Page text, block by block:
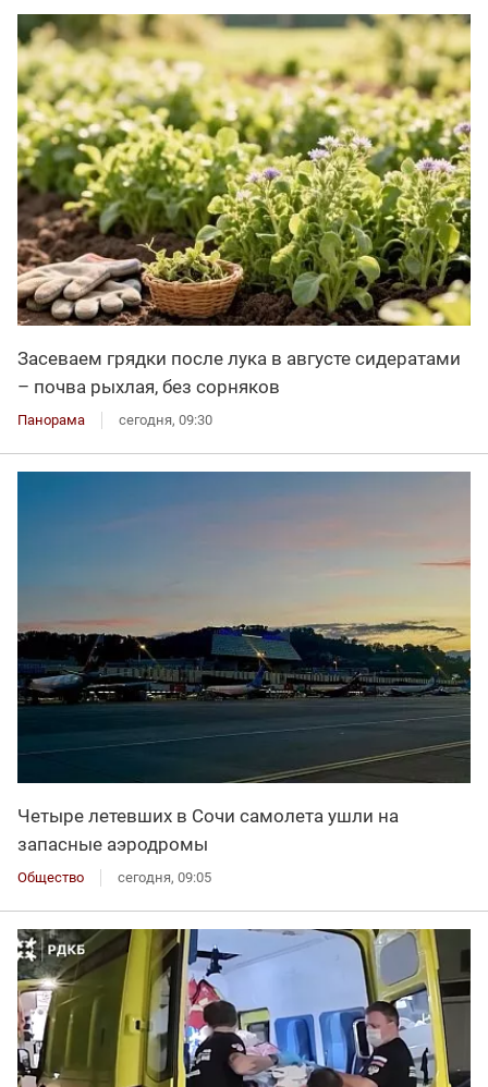
Засеваем грядки после лука в августе сидератами
– почва рыхлая, без сорняков
Панорама сегодня, 09:30
Четыре летевших в Сочи самолета ушли на
запасные аэродромы
Общество сегодня, 09:05